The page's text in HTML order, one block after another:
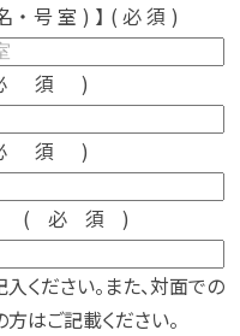
・号室)】(必須)
須)
須)
ス (必須)
ください。また、対面での
はご記載ください。